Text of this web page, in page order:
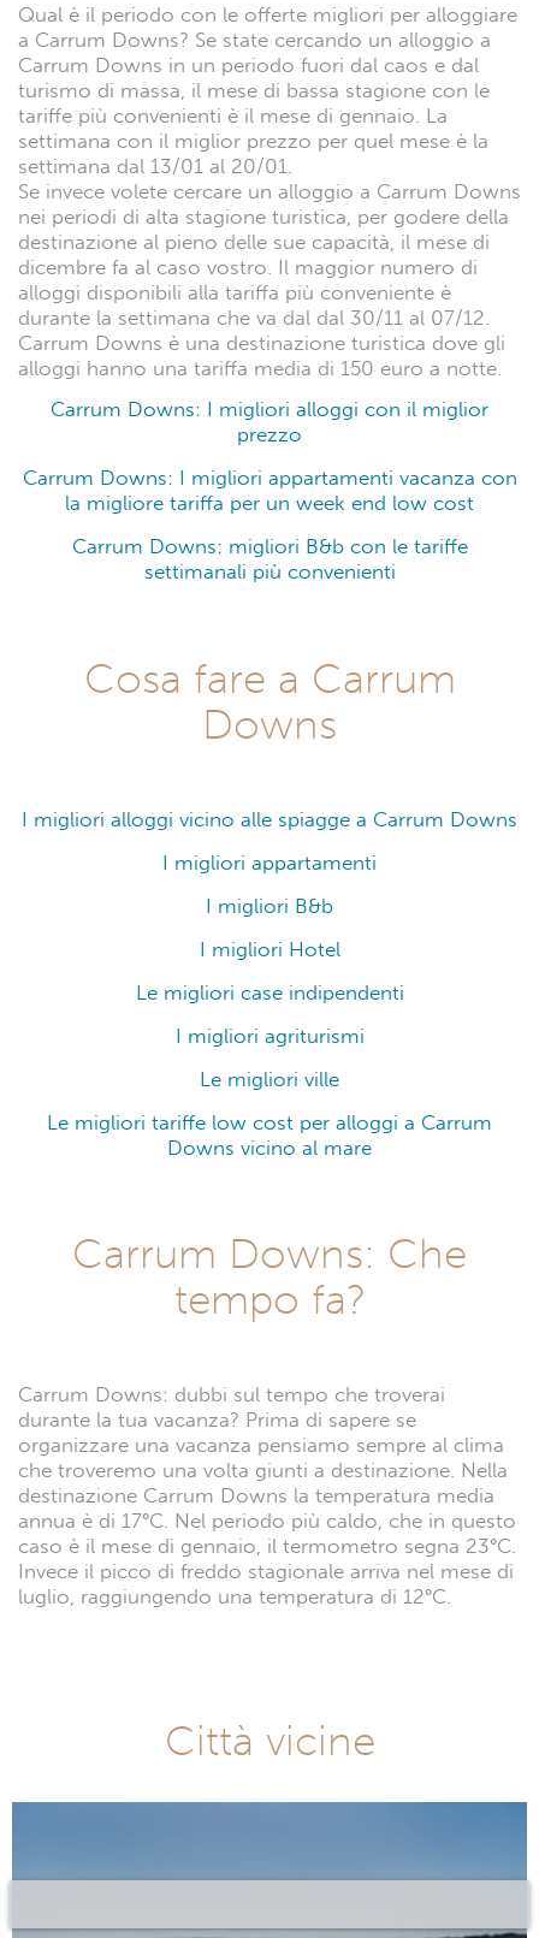
Qual è il periodo con le offerte migliori per alloggiare
a Carrum Downs? Se state cercando un alloggio a
Carrum Downs in un periodo fuori dal caos e dal
turismo di massa, il mese di bassa stagione con le
tariffe più convenienti è il mese di gennaio. La
settimana con il miglior prezzo per quel mese è la
settimana dal 13/01 al 20/01.
Se invece volete cercare un alloggio a Carrum Downs
nei periodi di alta stagione turistica, per godere della
destinazione al pieno delle sue capacità, il mese di
dicembre fa al caso vostro. Il maggior numero di
alloggi disponibili alla tariffa più conveniente è
durante la settimana che va dal dal 30/11 al 07/12.
Carrum Downs è una destinazione turistica dove gli
alloggi hanno una tariffa media di 150 euro a notte.
Carrum Downs: I migliori alloggi con il miglior
prezzo
Carrum Downs: I migliori appartamenti vacanza con
la migliore tariffa per un week end low cost
Carrum Downs: migliori B&b con le tariffe
settimanali più convenienti
Cosa fare a Carrum
Downs
I migliori alloggi vicino alle spiagge a Carrum Downs
I migliori appartamenti
I migliori B&b
I migliori Hotel
Le migliori case indipendenti
I migliori agriturismi
Le migliori ville
Le migliori tariffe low cost per alloggi a Carrum
Downs vicino al mare
Carrum Downs: Che
tempo fa?
Carrum Downs: dubbi sul tempo che troverai
durante la tua vacanza? Prima di sapere se
organizzare una vacanza pensiamo sempre al clima
che troveremo una volta giunti a destinazione. Nella
destinazione Carrum Downs la temperatura media
annua è di 17°C. Nel periodo più caldo, che in questo
caso è il mese di gennaio, il termometro segna 23°C.
Invece il picco di freddo stagionale arriva nel mese di
luglio, raggiungendo una temperatura di 12°C.
Città vicine